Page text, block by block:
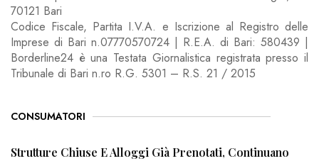
70121 Bari
Codice Fiscale, Partita I.V.A. e Iscrizione al Registro delle
Imprese di Bari n.07770570724 | R.E.A. di Bari: 580439 |
Borderline24 è una Testata Giornalistica registrata presso il
Tribunale di Bari n.ro R.G. 5301 – R.S. 21 / 2015
CONSUMATORI
Strutture Chiuse E Alloggi Già Prenotati, Continuano